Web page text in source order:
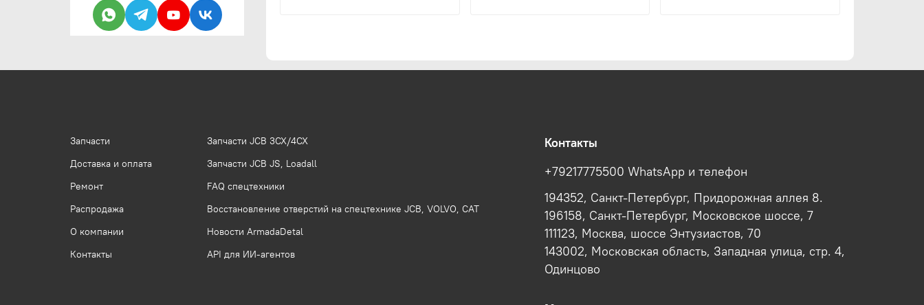
Запчасти
Доставка и оплата
Ремонт
Распродажа
О компании
Контакты
Запчасти JCB 3CX/4CX
Запчасти JCB JS, Loadall
FAQ спецтехники
Восстановление отверстий на спецтехнике JCB, VOLVO, CAT
Новости ArmadaDetal
API для ИИ-агентов
Контакты
+79217775500 WhatsApp и телефон
194352, Санкт-Петербург, Придорожная аллея 8.
196158, Санкт-Петербург, Московское шоссе, 7
111123, Москва, шоссе Энтузиастов, 70
143002, Московская область, Западная улица, стр. 4,
Одинцово